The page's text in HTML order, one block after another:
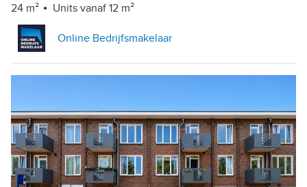
24 m²
Units vanaf 12 m²
Online Bedrijfsmakelaar